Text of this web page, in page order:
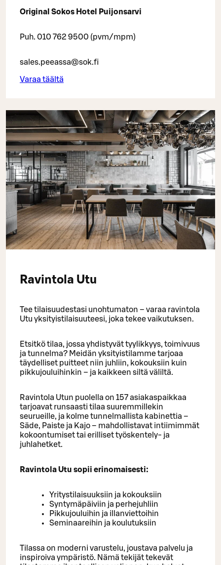
Original Sokos Hotel Puijonsarvi
Puh. 010 762 9500 (pvm/mpm)
sales.peeassa@sok.fi
Varaa täältä
Ravintola Utu
Tee tilaisuudestasi unohtumaton – varaa ravintola
Utu yksityistilaisuuteesi, joka tekee vaikutuksen.
Etsitkö tilaa, jossa yhdistyvät tyylikkyys, toimivuus
ja tunnelma? Meidän yksityistilamme tarjoaa
täydelliset puitteet niin juhliin, kokouksiin kuin
pikkujouluihinkin – ja kaikkeen siltä väliltä.
Ravintola Utun puolella on 157 asiakaspaikkaa
tarjoavat runsaasti tilaa suuremmillekin
seurueille, ja kolme tunnelmallista kabinettia –
Säde, Paiste ja Kajo – mahdollistavat intiimimmät
kokoontumiset tai erilliset työskentely- ja
juhlahetket.
Ravintola Utu sopii erinomaisesti:
Yritystilaisuuksiin ja kokouksiin
Syntymäpäiviin ja perhejuhliin
Pikkujouluihin ja illanviettoihin
Seminaareihin ja koulutuksiin
Tilassa on moderni varustelu, joustava palvelu ja
inspiroiva ympäristö. Nämä tekijät tekevät